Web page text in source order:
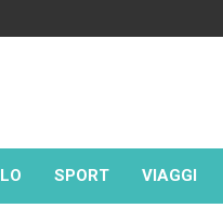
SPORT VIAGGI